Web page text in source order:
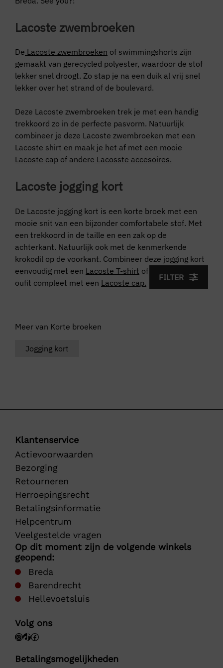
FILTER
Lacoste zwembroeken
De Lacoste zwembroeken of swimmingshorts zijn
gemaakt van gerecycled polyester, waardoor de stof
lekker snel droogt. Zo stap je na een duik al vrij snel
lekker over het strand of de boulevard.
Deze Lacoste zwembroeken trek je met een handig
trekkoord zo in de perfecte pasvorm. Natuurlijk
combineer je deze Lacoste zwembroeken met een
Lacoste shirt en maak je het af met een mooie
Lacoste cap of andere Lacosste accesoires.
Lacoste jogging kort
De Lacoste jogging kort is een korte broek met een
mooie snit van een bijzonder comfortabele stof. Met
een trekkoord in de taille en een zak op de
achterkant. Natuurlijk ook met de kenmerkende
krokodil op de voorkant. Combineer deze jogging kort
eenvoudig met een Lacoste T-shirt of
en maak je
oufit compleet met een Lacoste cap.
Meer van Korte broeken
Jogging kort
Klantenservice
Actievoorwaarden
Bezorging
Retourneren
Herroepingsrecht
Betalingsinformatie
Helpcentrum
Veelgestelde vragen
Op dit moment zijn de volgende winkels
geopend:
Breda
Barendrecht
Hellevoetsluis
Volg ons
Betalingsmogelijkheden